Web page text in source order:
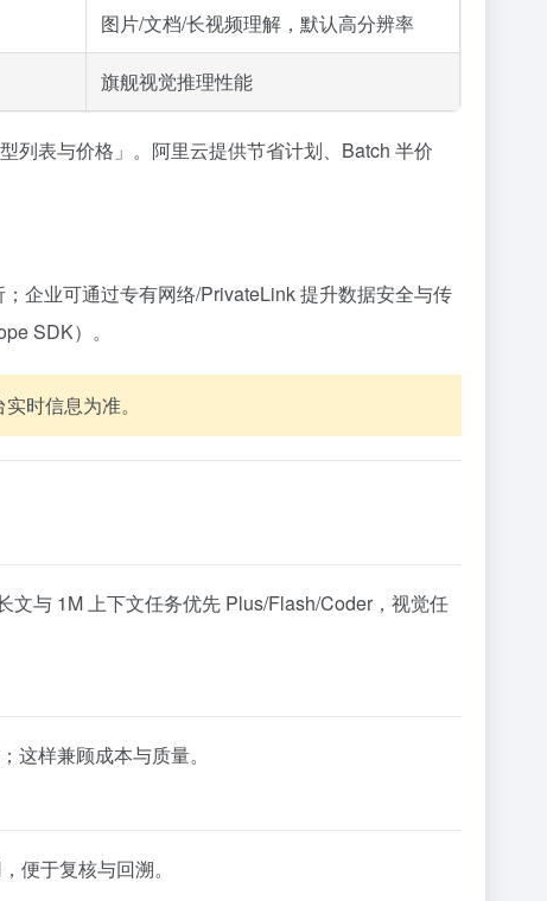
图片/文档/长视频理解，默认高分辨率
旗舰视觉推理性能
列表与价格」。阿里云提供节省计划、Batch 半价
企业可通过专有网络/PrivateLink 提升数据安全与传
SDK）。
时信息为准。
与 1M 上下文任务优先 Plus/Flash/Coder，视觉任
这样兼顾成本与质量。
便于复核与回溯。